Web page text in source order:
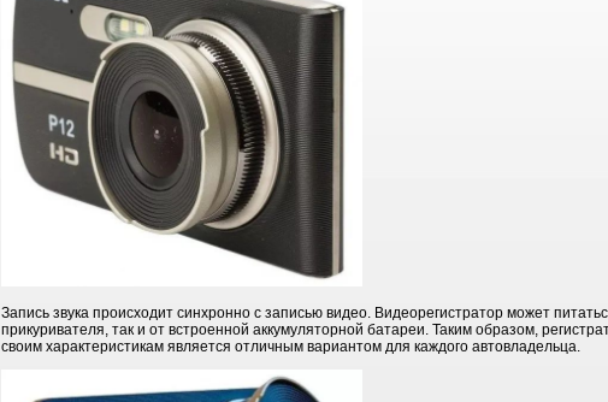
Запись звука происходит синхронно с записью видео. Видеорегистратор может
прикуривателя, так и от встроенной аккумуляторной батареи. Таким образом,
своим характеристикам является отличным вариантом для каждого автовладельца.